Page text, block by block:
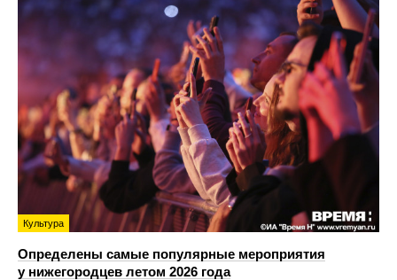
Культура
Определены самые популярные мероприятия
у нижегородцев летом 2026 года